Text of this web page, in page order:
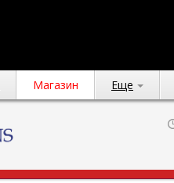
Магазин Еще